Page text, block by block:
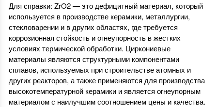
Для справки: ZrO2 — это дефицитный материал, который
используется в производстве керамики, металлургии,
стекловарении и в других областях, где требуется
коррозионная стойкость и огнеупорность в жестких
условиях термической обработки. Циркониевые
материалы являются структурными компонентами
сплавов, используемых при строительстве атомных и
других реакторов, а также применяются для производства
высокотемпературной керамики и является огнеупорным
материалом с наилучшим соотношением цены и качества.